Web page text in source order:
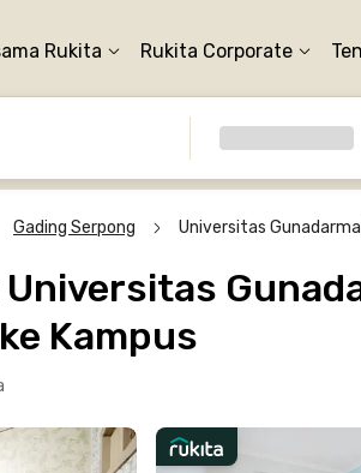
Rukita Rukita Corporate
Gading Serpong Universitas
Kampus